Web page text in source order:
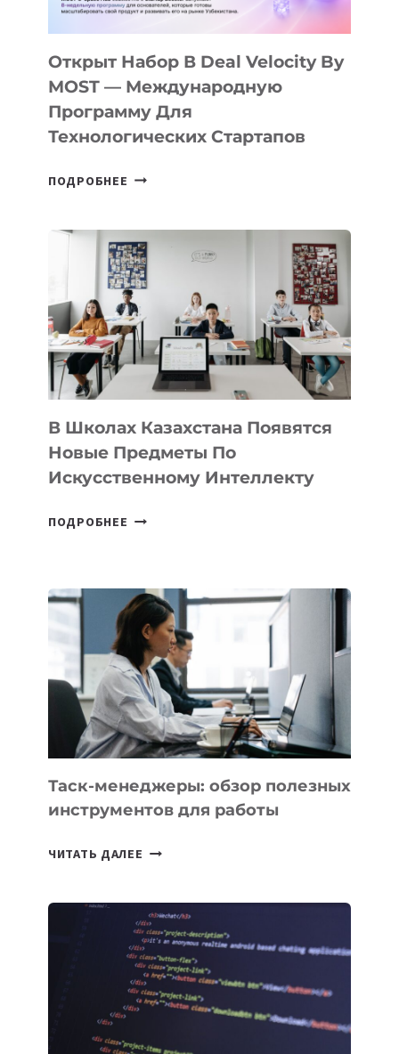
30
ПОДРОСТКАМ
БИЛЕТ
ПРЕДПРИНИМАТЕЛЬСТВО
Открыт Набор В Deal Velocity By
MOST — Международную
Программу Для
Технологических Стартапов
ПОДРОБНЕЕ ОТКРЫТ
DEAL
VELOCITY
BY
MOST
—
МЕЖДУНАРОДНУЮ
ПРОГРАММУ
ДЛЯ
ТЕХНОЛОГИЧЕСКИХ
В Школах Казахстана Появятся
Новые Предметы По
Искусственному Интеллекту
ПОДРОБНЕЕ
НОВЫЕ
ПРЕДМЕТЫ
ПО
ИСКУССТВЕННОМУ
ИНТЕЛЛЕКТУ
Таск-менеджеры: обзор полезных
инструментов для работы
ЧИТАТЬ ДАЛЕЕ ТАСК-
ПОЛЕЗНЫХ
ИНСТРУМЕНТОВ
ДЛЯ
РАБОТЫ